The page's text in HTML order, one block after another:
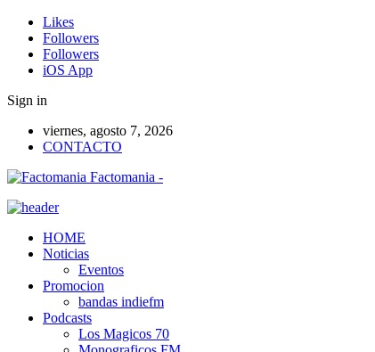
Likes
Followers
Followers
iOS App
Sign in
viernes, agosto 7, 2026
CONTACTO
Factomania -
HOME
Noticias
Eventos
Promocion
bandas indiefm
Podcasts
Los Magicos 70